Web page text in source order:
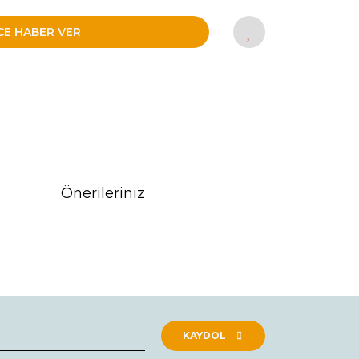
HABER VER
Önerileriniz
KAYDOL